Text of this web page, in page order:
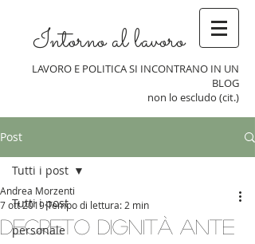
Intorno al lavoro
LAVORO E POLITICA SI INCONTRANO IN UN
BLOG
non lo escludo (cit.)
Post
Tutti i post
personale
Tutti i post
Decreto dignità ante
Andrea Morzenti
7 ott 2019Tempo di lettura: 2 min